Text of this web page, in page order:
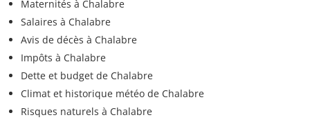
Maternités à Chalabre
Salaires à Chalabre
Avis de décès à Chalabre
Impôts à Chalabre
Dette et budget de Chalabre
Climat et historique météo de Chalabre
Risques naturels à Chalabre